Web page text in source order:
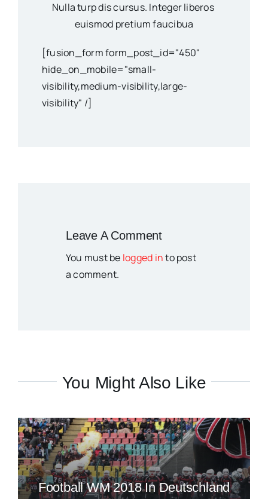
Nulla turp dis cursus. Integer liberos
euismod pretium faucibua
[fusion_form form_post_id="450"
hide_on_mobile="small-
visibility,medium-visibility,large-
visibility" /]
Leave A Comment
You must be logged into post
a comment.
You Might Also Like
Football WM 2018 In Deutschland